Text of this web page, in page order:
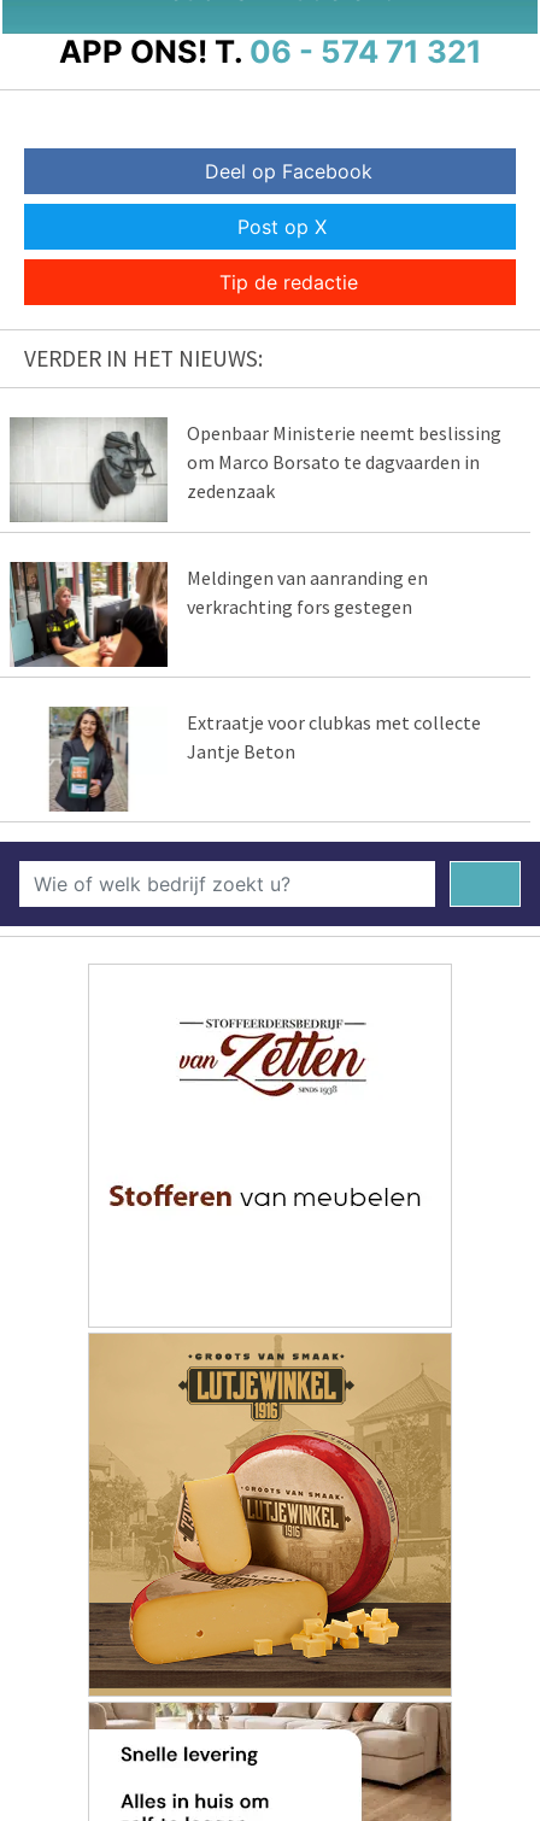
APP ONS! T. 06 - 574 71 321
Deel op Facebook
Post op X
Tip de redactie
VERDER IN HET NIEUWS:
Openbaar Ministerie neemt beslissing
om Marco Borsato te dagvaarden in
zedenzaak
Meldingen van aanranding en
verkrachting fors gestegen
Extraatje voor clubkas met collecte
Jantje Beton